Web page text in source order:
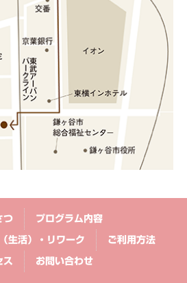
つ プログラム内容
生活）・リワーク ご利用方法
ス お問い合わせ